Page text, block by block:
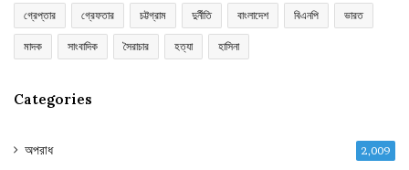
গ্রেপ্তার গ্রেফতার চট্টগ্রাম দুর্নীতি বাংলাদেশ বিএনপি ভারত
মাদক সাংবাদিক সৈরাচার হত্যা হাসিনা
Categories
অপরাধ 2,009